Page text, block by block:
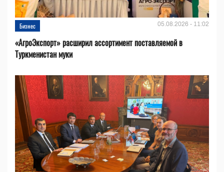
Бизнес 05.08.2026 - 11:02
«АгроЭкспорт» расширил ассортимент поставляемой в
Туркменистан муки